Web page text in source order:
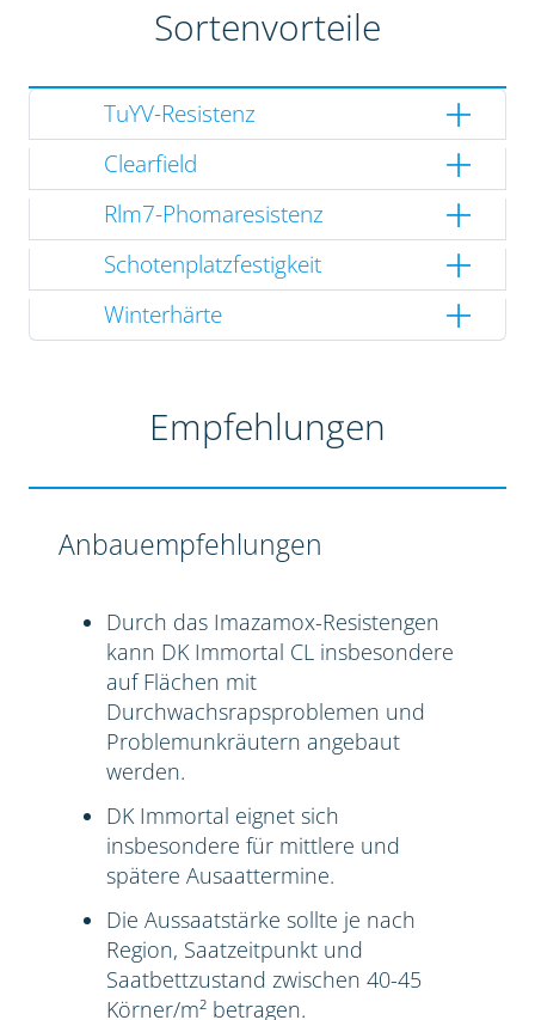
Sortenvorteile
TuYV-Resistenz
Clearfield
Rlm7-Phomaresistenz
Schotenplatzfestigkeit
Winterhärte
Empfehlungen
Anbauempfehlungen
Durch das Imazamox-Resistengen
kann DK Immortal CL insbesondere
auf Flächen mit
Durchwachsrapsproblemen und
Problemunkräutern angebaut
werden.
DK Immortal eignet sich
insbesondere für mittlere und
spätere Ausaattermine.
Die Aussaatstärke sollte je nach
Region, Saatzeitpunkt und
Saatbettzustand zwischen 40-45
Körner/m² betragen.